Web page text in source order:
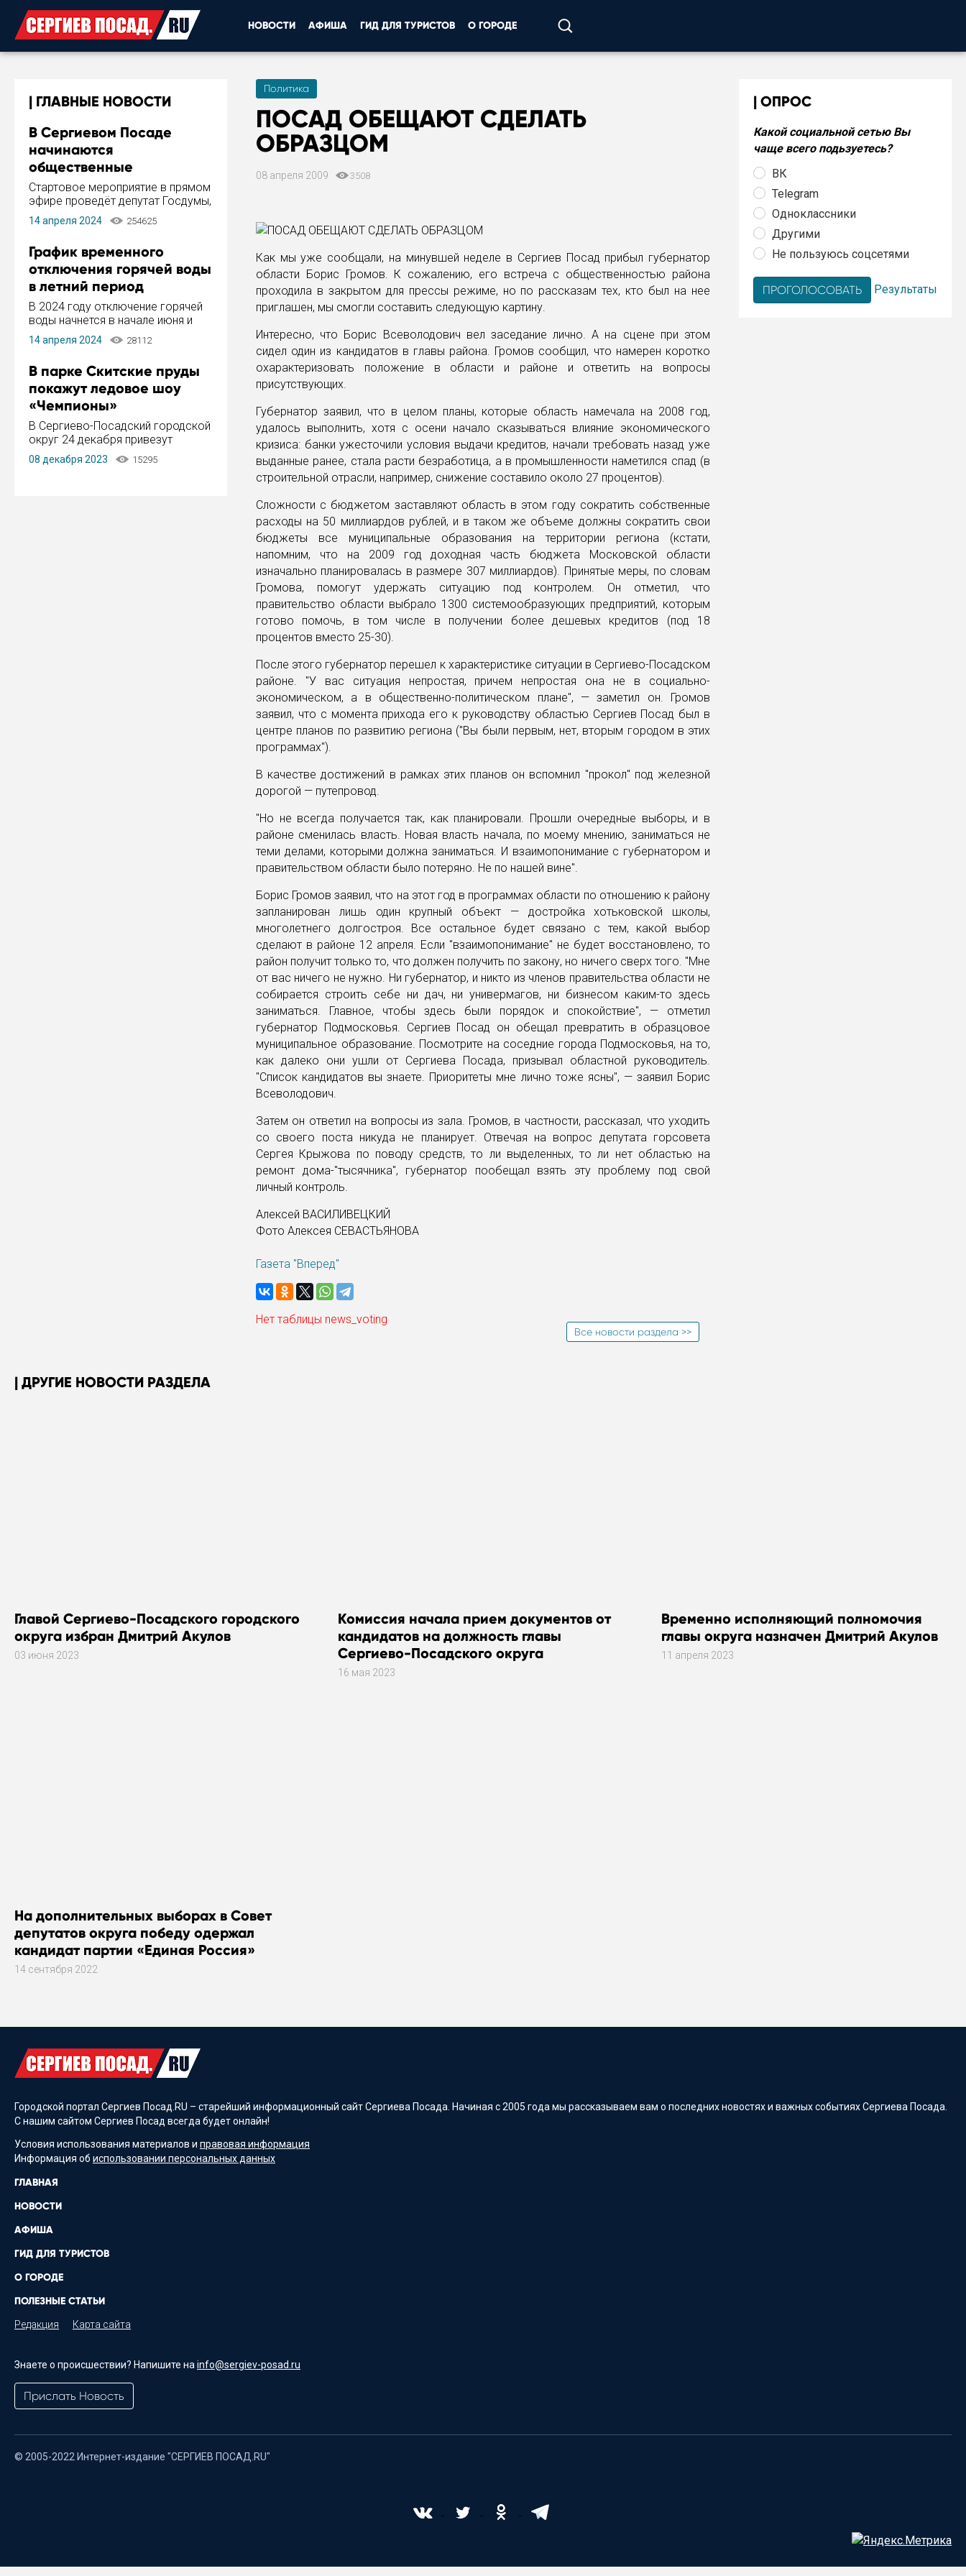
НОВОСТИ АФИША ГИД ДЛЯ ТУРИСТОВ О ГОРОДЕ
ГЛАВНЫЕ НОВОСТИ
В Сергиевом Посаде
начинаются
общественные
обсуждения Стратегии
развития города
Стартовое мероприятие в прямом
эфире проведёт депутат Госдумы,
инициатор и автор Концепции
развития Сергиева Посада и
Пахомов.
14 апреля 2024 254625
График временного
отключения горячей воды
в летний период
В 2024 году отключение горячей
воды начнется в начале июня и
завершится в конце августа.
Период отключения составит не
14 апреля 2024 28112
В парке Скитские пруды
покажут ледовое шоу
«Чемпионы»
В Сергиево-Посадский городской
округ 24 декабря привезут
ледовый тур «Чемпионы»
заслуженного мастера спорта,
08 декабря 2023 15295
Политика
ПОСАД ОБЕЩАЮТ СДЕЛАТЬ
ОБРАЗЦОМ
08 апреля 2009 3508
Как мы уже сообщали, на минувшей неделе в Сергиев Посад прибыл губернатор
области Борис Громов. К сожалению, его встреча с общественностью района
проходила в закрытом для прессы режиме, но по рассказам тех, кто был на нее
приглашен, мы смогли составить следующую картину.
Интересно, что Борис Всеволодович вел заседание лично. А на сцене при этом
сидел один из кандидатов в главы района. Громов сообщил, что намерен коротко
охарактеризовать положение в области и районе и ответить на вопросы
присутствующих.
Губернатор заявил, что в целом планы, которые область намечала на 2008 год,
удалось выполнить, хотя с осени начало сказываться влияние экономического
кризиса: банки ужесточили условия выдачи кредитов, начали требовать назад уже
выданные ранее, стала расти безработица, а в промышленности наметился спад (в
строительной отрасли, например, снижение составило около 27 процентов).
Сложности с бюджетом заставляют область в этом году сократить собственные
расходы на 50 миллиардов рублей, и в таком же объеме должны сократить свои
бюджеты все муниципальные образования на территории региона (кстати,
напомним, что на 2009 год доходная часть бюджета Московской области
изначально планировалась в размере 307 миллиардов). Принятые меры, по словам
Громова, помогут удержать ситуацию под контролем. Он отметил, что
правительство области выбрало 1300 системообразующих предприятий, которым
готово помочь, в том числе в получении более дешевых кредитов (под 18
процентов вместо 25-30).
После этого губернатор перешел к характеристике ситуации в Сергиево-Посадском
районе. "У вас ситуация непростая, причем непростая она не в социально-
экономическом, а в общественно-политическом плане", — заметил он. Громов
заявил, что с момента прихода его к руководству областью Сергиев Посад был в
центре планов по развитию региона ("Вы были первым, нет, вторым городом в этих
программах").
В качестве достижений в рамках этих планов он вспомнил "прокол" под железной
дорогой — путепровод.
"Но не всегда получается так, как планировали. Прошли очередные выборы, и в
районе сменилась власть. Новая власть начала, по моему мнению, заниматься не
теми делами, которыми должна заниматься. И взаимопонимание с губернатором и
правительством области было потеряно. Не по нашей вине".
Борис Громов заявил, что на этот год в программах области по отношению к району
запланирован лишь один крупный объект — достройка хотьковской школы,
многолетнего долгостроя. Все остальное будет связано с тем, какой выбор
сделают в районе 12 апреля. Если "взаимопонимание" не будет восстановлено, то
район получит только то, что должен получить по закону, но ничего сверх того. "Мне
от вас ничего не нужно. Ни губернатор, и никто из членов правительства области не
собирается строить себе ни дач, ни универмагов, ни бизнесом каким-то здесь
заниматься. Главное, чтобы здесь были порядок и спокойствие", — отметил
губернатор Подмосковья. Сергиев Посад он обещал превратить в образцовое
муниципальное образование. Посмотрите на соседние города Подмосковья, на то,
как далеко они ушли от Сергиева Посада, призывал областной руководитель.
"Список кандидатов вы знаете. Приоритеты мне лично тоже ясны", — заявил Борис
Всеволодович.
Затем он ответил на вопросы из зала. Громов, в частности, рассказал, что уходить
со своего поста никуда не планирует. Отвечая на вопрос депутата горсовета
Сергея Крыжова по поводу средств, то ли выделенных, то ли нет областью на
ремонт дома-"тысячника", губернатор пообещал взять эту проблему под свой
личный контроль.
Алексей ВАСИЛИВЕЦКИЙ
Фото Алексея СЕВАСТЬЯНОВА
Газета "Вперед"
Нет таблицы news_voting
Все новости раздела >>
ОПРОС
Какой социальной сетью Вы
чаще всего подьзуетесь?
ВК
Telegram
Одноклассники
Другими
Не пользуюсь соцсетями
Результаты
ДРУГИЕ НОВОСТИ РАЗДЕЛА
Главой Сергиево-Посадского городского
округа избран Дмитрий Акулов
03 июня 2023
Комиссия начала прием документов от
кандидатов на должность главы
Сергиево-Посадского округа
16 мая 2023
Временно исполняющий полномочия
главы округа назначен Дмитрий Акулов
11 апреля 2023
На дополнительных выборах в Совет
депутатов округа победу одержал
кандидат партии «Единая Россия»
14 сентября 2022
Городской портал Сергиев Посад.RU – старейший информационный сайт Сергиева Посада. Начиная с 2005 года мы рассказываем вам о последних новостях и важных событиях Сергиева Посада.
С нашим сайтом Сергиев Посад всегда будет онлайн!
Условия использования материалов и правовая информация
Информация об использовании персональных данных
ГЛАВНАЯ
НОВОСТИ
АФИША
ГИД ДЛЯ ТУРИСТОВ
О ГОРОДЕ
ПОЛЕЗНЫЕ СТАТЬИ
Редакция Карта сайта
Знаете о происшествии? Напишите на info@sergiev-posad.ru
Прислать Новость
© 2005-2022 Интернет-издание "СЕРГИЕВ ПОСАД.RU"